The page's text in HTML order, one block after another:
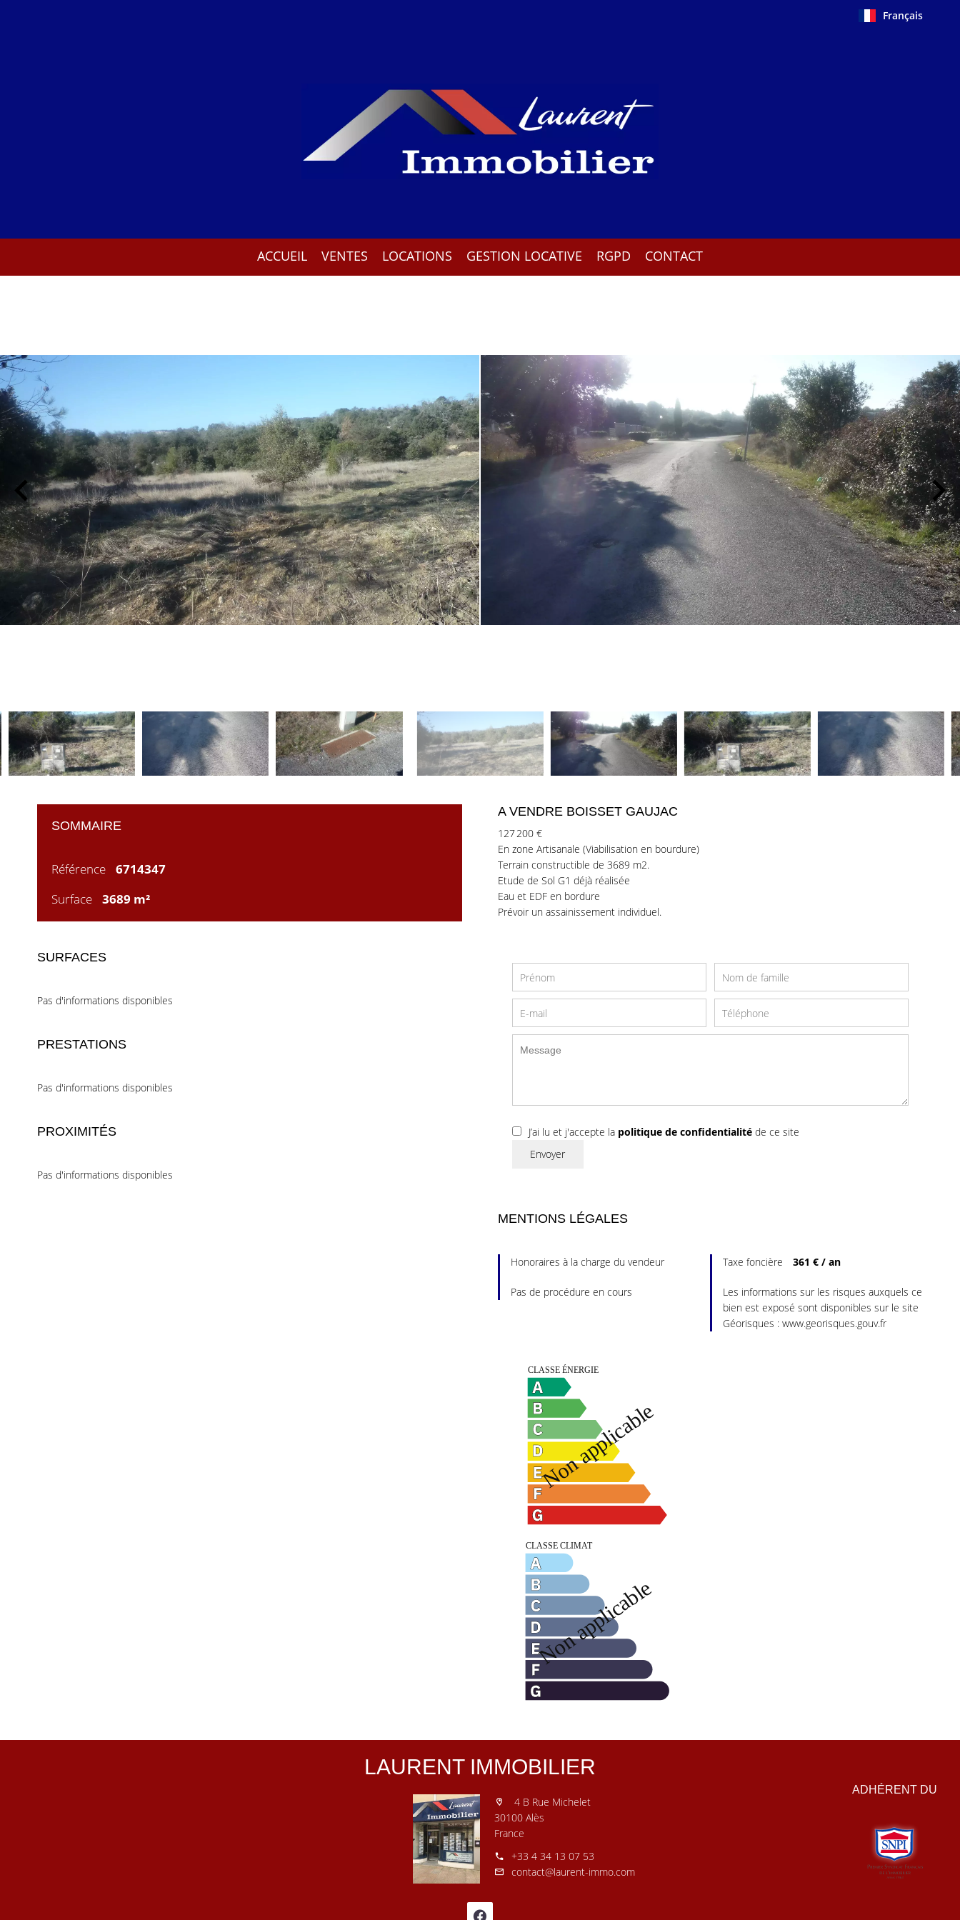
Français
ACCUEIL VENTES LOCATIONS GESTION LOCATIVE RGPD CONTACT
SOMMAIRE
Référence
6714347
Surface
3689 m²
SURFACES
Pas d'informations disponibles
PRESTATIONS
Pas d'informations disponibles
PROXIMITÉS
Pas d'informations disponibles
A VENDRE BOISSET GAUJAC
127 200 €
En zone Artisanale (Viabilisation en bourdure)
Terrain constructible de 3689 m2.
Etude de Sol G1 déjà réalisée
Eau et EDF en bordure
Prévoir un assainissement individuel.
J’ai lu et j'accepte la politique de confidentialitéde ce site
Envoyer
MENTIONS LÉGALES
Honoraires à la charge du vendeur Taxe foncière 361 € / an
Pas de procédure en cours
Les informations sur les risques auxquels ce
bien est exposé sont disponibles sur le site
Géorisques : www.georisques.gouv.fr
ADHÉRENT DU
LAURENT IMMOBILIER
4 B Rue Michelet
30100 Alès
France
+33 4 34 13 07 53
contact@laurent-immo.com